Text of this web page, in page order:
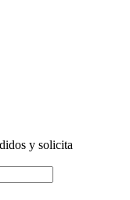
y solicita